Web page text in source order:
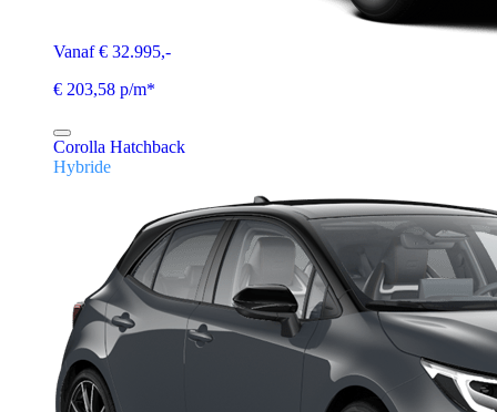
Vanaf € 32.995,-
€ 203,58 p/m*
Corolla Hatchback
Hybride